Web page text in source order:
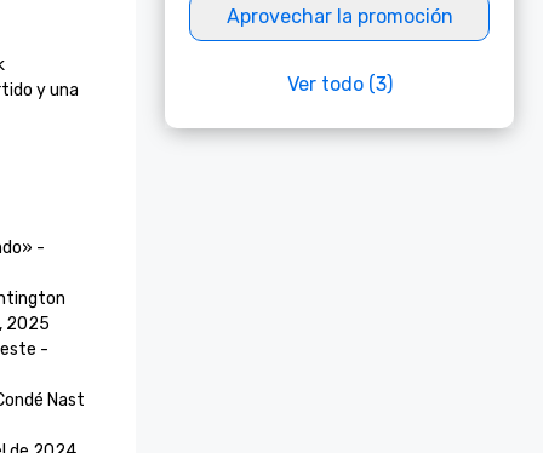
y una
-
2025
-
Nast
Aprovechar la promoción
Ver todo (3)